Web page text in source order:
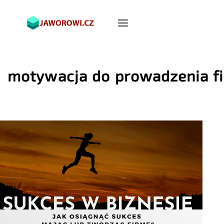
motywacja do prowadzenia